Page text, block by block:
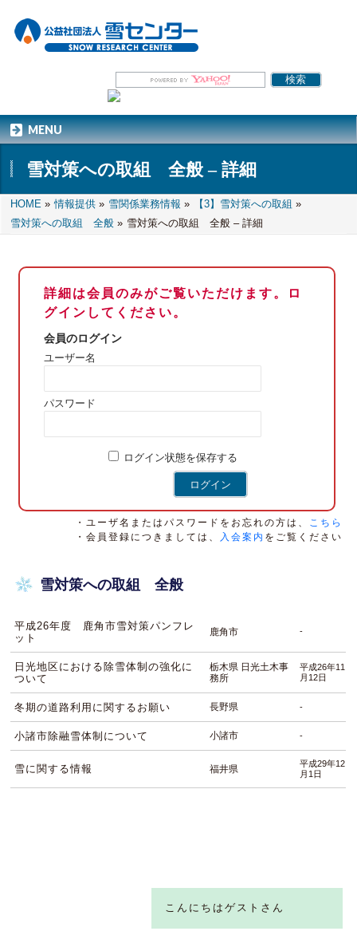
MENU
雪対策への取組 全般 – 詳細
HOME » 情報提供 » 雪関係業務情報 » 【3】雪対策への取組 »
雪対策への取組 全般 » 雪対策への取組 全般 – 詳細
詳細は会員のみがご覧いただけます。ロ
グインしてください。
会員のログイン
ユーザー名
パスワード
ログイン状態を保存する
・ユーザ名またはパスワードをお忘れの方は、
こちら
・会員登録につきましては、
入会案内 をご覧ください
雪対策への取組 全般
平成26年度 鹿角市雪対策パンフレ
ット
鹿角市 -
日光地区における除雪体制の強化に
ついて
栃木県 日光土木事
務所
平成26年11
月12日
冬期の道路利用に関するお願い 長野県 -
小諸市除融雪体制について 小諸市 -
雪に関する情報 福井県
平成29年12
月1日
こんにちはゲストさん